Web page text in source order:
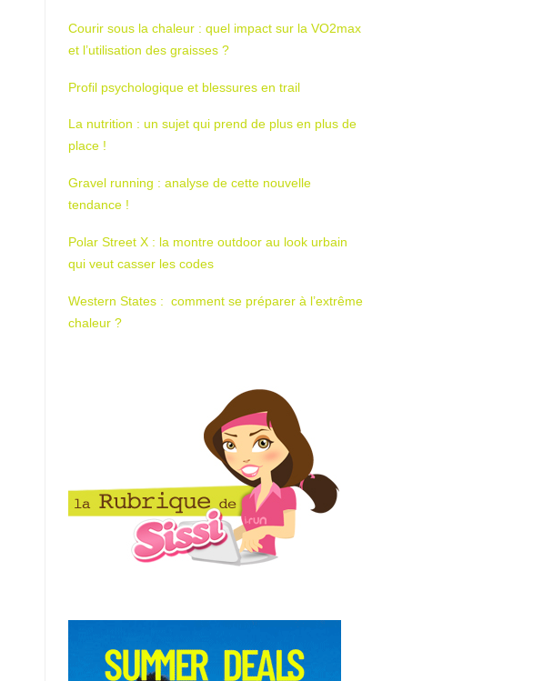
Courir sous la chaleur : quel impact sur la VO2max
et l’utilisation des graisses ?
Profil psychologique et blessures en trail
La nutrition : un sujet qui prend de plus en plus de
place !
Gravel running : analyse de cette nouvelle
tendance !
Polar Street X : la montre outdoor au look urbain
qui veut casser les codes
Western States : comment se préparer à l’extrême
chaleur ?